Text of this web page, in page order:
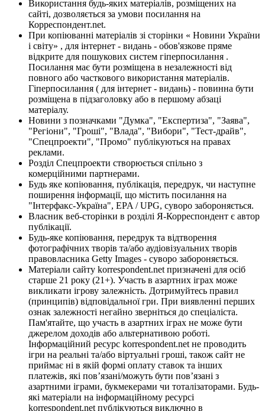
Використання будь-яких матеріалів, розміщених на
сайті, дозволяється за умови посилання на
Корреспондент.net.
При копіюванні матеріалів зі сторінки « Новини України
і світу» , для інтернет - видань - обов'язкове пряме
відкрите для пошукових систем гіперпосилання .
Посилання має бути розміщена в незалежності від
повного або часткового використання матеріалів.
Гіперпосилання ( для інтернет - видань) - повинна бути
розміщена в підзаголовку або в першому абзаці
матеріалу.
Новини з позначками "Думка", "Експертиза", "Заява",
"Регіони", "Гроші", "Влада", "Вибори", "Тест-драйв",
"Спецпроекти", "Промо" публікуються на правах
реклами.
Розділ Спецпроекти створюється спільно з
комерційними партнерами.
Будь яке копіювання, публікація, передрук, чи наступне
поширення інформації, що містить посилання на
"Інтерфакс-Україна", EPA / UPG, суворо забороняється.
Власник веб-сторінки в розділі Я-Корреспондент є автор
публікації.
Будь-яке копіювання, передрук та відтворення
фотографічних творів та/або аудіовізуальних творів
правовласника Getty Images - суворо забороняється.
Матеріали сайту korrespondent.net призначені для осіб
старше 21 року (21+). Участь в азартних іграх може
викликати ігрову залежність. Дотримуйтесь правил
(принципів) відповідальної гри. При виявленні перших
ознак залежності негайно зверніться до спеціаліста.
Пам'ятайте, що участь в азартних іграх не може бути
джерелом доходів або альтернативою роботі.
Інформаційний ресурс korrespondent.net не проводить
ігри на реальні та/або віртуальні гроші, також сайт не
приймає ні в якій формі оплату ставок та інших
платежів, які пов’язані/можуть бути пов’язані з
азартними іграми, букмекерами чи тоталізаторами. Будь-
які матеріали на інформаційному ресурсі
korrespondent.net публікуються виключно в